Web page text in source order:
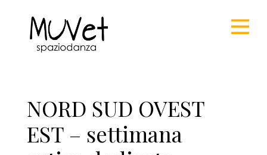
NORD SUD OVEST
EST – settimana